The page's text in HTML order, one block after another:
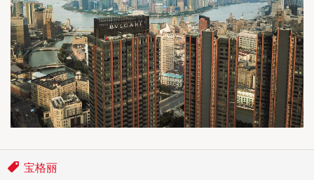
宝格丽